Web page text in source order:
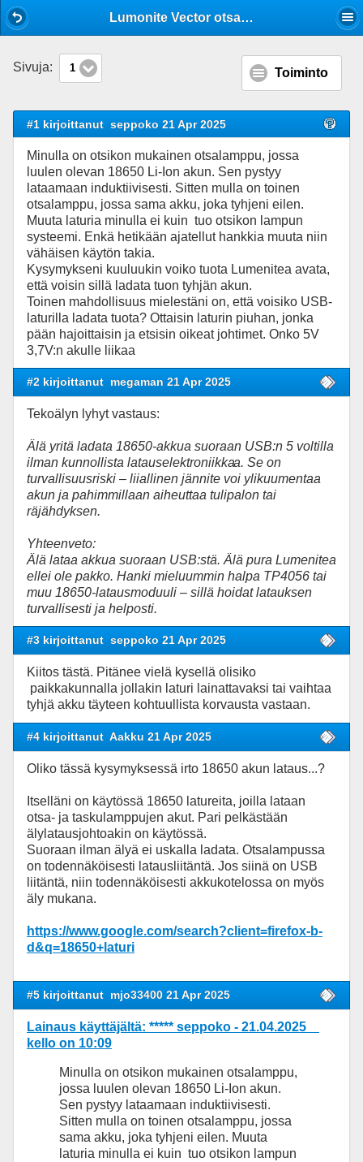
Lumonite Vector otsalamppu
Sivuja: 1 Toiminto
#1 kirjoittanut seppoko 21 Apr 2025
Minulla on otsikon mukainen otsalamppu, jossa
luulen olevan 18650 Li-Ion akun. Sen pystyy
lataamaan induktiivisesti. Sitten mulla on toinen
otsalamppu, jossa sama akku, joka tyhjeni eilen.
Muuta laturia minulla ei kuin tuo otsikon lampun
systeemi. Enkä hetikään ajatellut hankkia muuta niin
vähäisen käytön takia.
Kysymykseni kuuluukin voiko tuota Lumenitea avata,
että voisin sillä ladata tuon tyhjän akun.
Toinen mahdollisuus mielestäni on, että voisiko USB-
laturilla ladata tuota? Ottaisin laturin piuhan, jonka
pään hajoittaisin ja etsisin oikeat johtimet. Onko 5V
3,7V:n akulle liikaa
#2 kirjoittanut megaman 21 Apr 2025
Tekoälyn lyhyt vastaus:
Älä yritä ladata 18650-akkua suoraan USB:n 5 voltilla
ilman kunnollista latauselektroniikkaa. Se on
turvallisuusriski – liiallinen jännite voi ylikuumentaa
akun ja pahimmillaan aiheuttaa tulipalon tai
räjähdyksen.
Yhteenveto:
Älä lataa akkua suoraan USB:stä. Älä pura Lumenitea
ellei ole pakko. Hanki mieluummin halpa TP4056 tai
muu 18650-latausmoduuli – sillä hoidat latauksen
turvallisesti ja helposti.
#3 kirjoittanut seppoko 21 Apr 2025
Kiitos tästä. Pitänee vielä kysellä olisiko
paikkakunnalla jollakin laturi lainattavaksi tai vaihtaa
tyhjä akku täyteen kohtuullista korvausta vastaan.
#4 kirjoittanut Aakku 21 Apr 2025
Oliko tässä kysymyksessä irto 18650 akun lataus...?
Itselläni on käytössä 18650 latureita, joilla lataan
otsa- ja taskulamppujen akut. Pari pelkästään
älylatausjohtoakin on käytössä.
Suoraan ilman älyä ei uskalla ladata. Otsalampussa
on todennäköisesti latausliitäntä. Jos siinä on USB
liitäntä, niin todennäköisesti akkukotelossa on myös
äly mukana.
https://www.google.com/search?client=firefox-b-
d&q=18650+laturi
#5 kirjoittanut mjo33400 21 Apr 2025
Lainaus käyttäjältä: ***** seppoko - 21.04.2025
kello on 10:09
Minulla on otsikon mukainen otsalamppu,
jossa luulen olevan 18650 Li-Ion akun.
Sen pystyy lataamaan induktiivisesti.
Sitten mulla on toinen otsalamppu, jossa
sama akku, joka tyhjeni eilen. Muuta
laturia minulla ei kuin tuo otsikon lampun